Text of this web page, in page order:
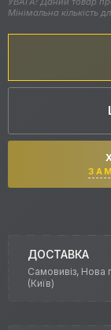
Мінімальна кількість
ДОСТАВКА
Самовивіз, Нова
(Київ)